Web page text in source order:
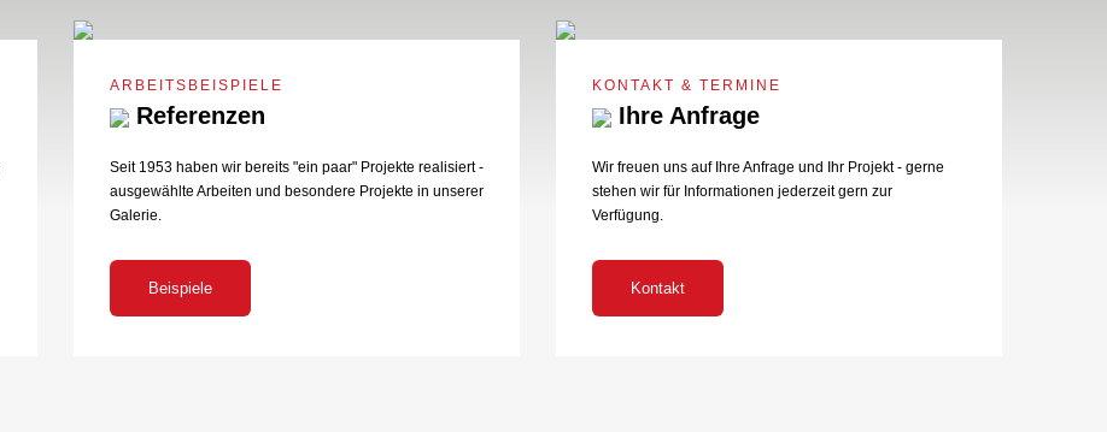
ARBEITSBEISPIELE
Referenzen
Seit 1953 haben wir bereits "ein paar" Projekte realisiert -
ausgewählte Arbeiten und besondere Projekte in unserer
Galerie.
Beispiele
KONTAKT & TERMINE
Ihre Anfrage
Wir freuen uns auf Ihre Anfrage und Ihr Projekt - gerne
stehen wir für Informationen jederzeit gern zur
Verfügung.
Kontakt